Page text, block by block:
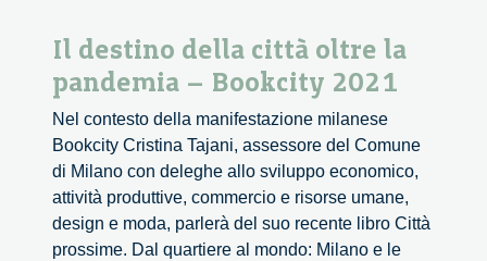
Il destino della città oltre la
pandemia – Bookcity 2021
Nel contesto della manifestazione milanese
Bookcity Cristina Tajani, assessore del Comune
di Milano con deleghe allo sviluppo economico,
attività produttive, commercio e risorse umane,
design e moda, parlerà del suo recente libro Città
prossime. Dal quartiere al mondo: Milano e le